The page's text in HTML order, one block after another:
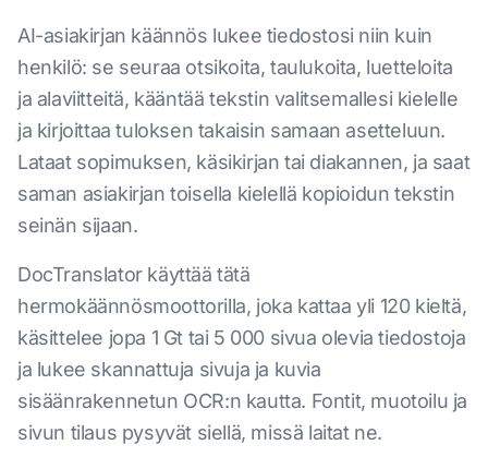
AI-asiakirjan käännös lukee tiedostosi niin kuin
henkilö: se seuraa otsikoita, taulukoita, luetteloita
ja alaviitteitä, kääntää tekstin valitsemallesi kielelle
ja kirjoittaa tuloksen takaisin samaan asetteluun.
Lataat sopimuksen, käsikirjan tai diakannen, ja saat
saman asiakirjan toisella kielellä kopioidun tekstin
seinän sijaan.
DocTranslator käyttää tätä
hermokäännösmoottorilla, joka kattaa yli 120 kieltä,
käsittelee jopa 1 Gt tai 5 000 sivua olevia tiedostoja
ja lukee skannattuja sivuja ja kuvia
sisäänrakennetun OCR:n kautta. Fontit, muotoilu ja
sivun tilaus pysyvät siellä, missä laitat ne.